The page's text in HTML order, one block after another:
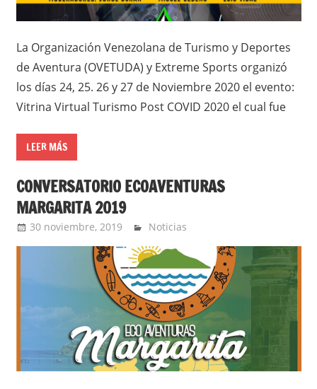
La Organización Venezolana de Turismo y Deportes
de Aventura (OVETUDA) y Extreme Sports organizó
los días 24, 25. 26 y 27 de Noviembre 2020 el evento:
Vitrina Virtual Turismo Post COVID 2020 el cual fue
LEER MÁS
CONVERSATORIO ECOAVENTURAS
MARGARITA 2019
30 noviembre, 2019 admin
Noticias